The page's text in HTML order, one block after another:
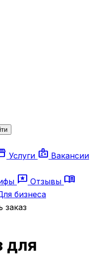
Услуги badge Вакансии
reviews Отзывы menu_book
бизнеса
заказ
для